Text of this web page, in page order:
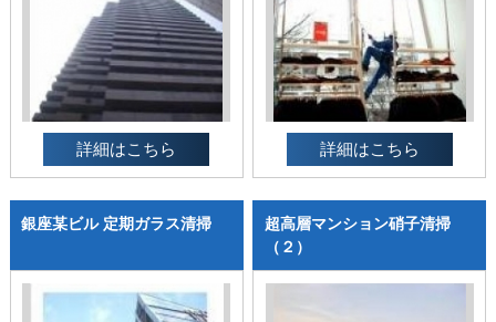
詳細はこちら 詳細はこちら
銀座某ビル 定期ガラス清掃
超高層マンション硝子清掃
（２）